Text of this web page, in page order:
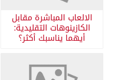
الالعاب المباشرة مقابل
الكازينوهات التقليدية:
أيهما يناسبك أكثر؟